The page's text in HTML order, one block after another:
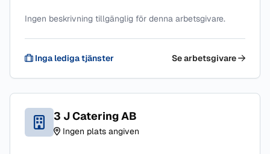
Ingen beskrivning tillgänglig för denna arbetsgivare.
Inga lediga tjänster Se arbetsgivare
3 J Catering AB
Ingen plats angiven